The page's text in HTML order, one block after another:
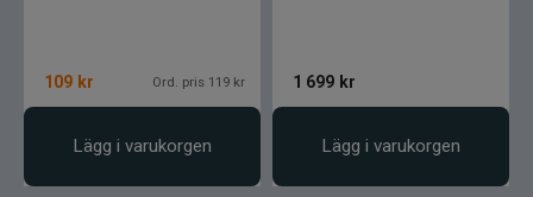
109 kr Ord. pris 119 kr
Lägg i varukorgen
1 699 kr
Lägg i varukorgen